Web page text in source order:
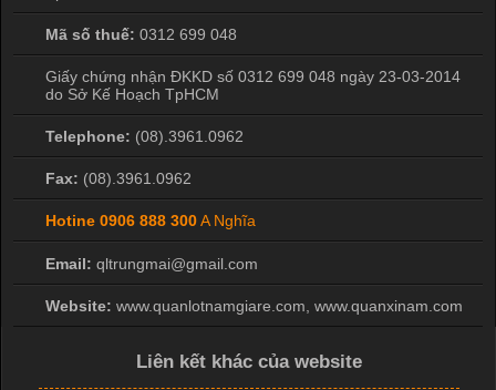
Mã số thuế: 0312 699 048
Giấy chứng nhận ĐKKD số 0312 699 048 ngày 23-03-2014
do Sở Kế Hoạch TpHCM
Telephone: (08).3961.0962
Fax: (08).3961.0962
Hotine 0906 888 300A Nghĩa
Email: qltrungmai@gmail.com
Website: www.quanlotnamgiare.com, www.quanxinam.com
Liên kết khác của website